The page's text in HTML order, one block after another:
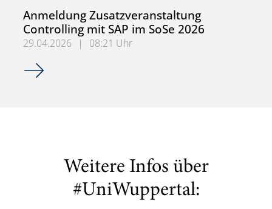
Anmeldung Zusatzveranstaltung
Controlling mit SAP im SoSe 2026
29.04.2026 |
08:21 Uhr
Anmeldung Zusatzveranstaltung Controlling mit SAP im
Weitere Infos über
#UniWuppertal: